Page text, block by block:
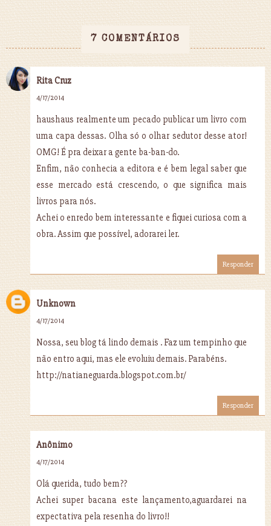
7 COMENTÁRIOS
Rita Cruz
4/17/2014
haushaus realmente um pecado publicar um livro com
uma capa dessas. Olha só o olhar sedutor desse ator!
OMG! É pra deixar a gente ba-ban-do.
Enfim, não conhecia a editora e é bem legal saber que
esse mercado está crescendo, o que significa mais
livros para nós.
Achei o enredo bem interessante e fiquei curiosa com a
obra. Assim que possível, adorarei ler.
Responder
Unknown
4/17/2014
Nossa, seu blog tá lindo demais . Faz um tempinho que
não entro aqui, mas ele evoluiu demais. Parabéns.
http://natianeguarda.blogspot.com.br/
Responder
Anônimo
4/17/2014
Olá querida, tudo bem??
Achei super bacana este lançamento,aguardarei na
expectativa pela resenha do livro!!